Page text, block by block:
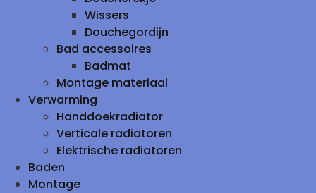
Wissers
Douchegordijn
Bad accessoires
Badmat
Montage materiaal
Verwarming
Handdoekradiator
Verticale radiatoren
Elektrische radiatoren
Baden
Montage